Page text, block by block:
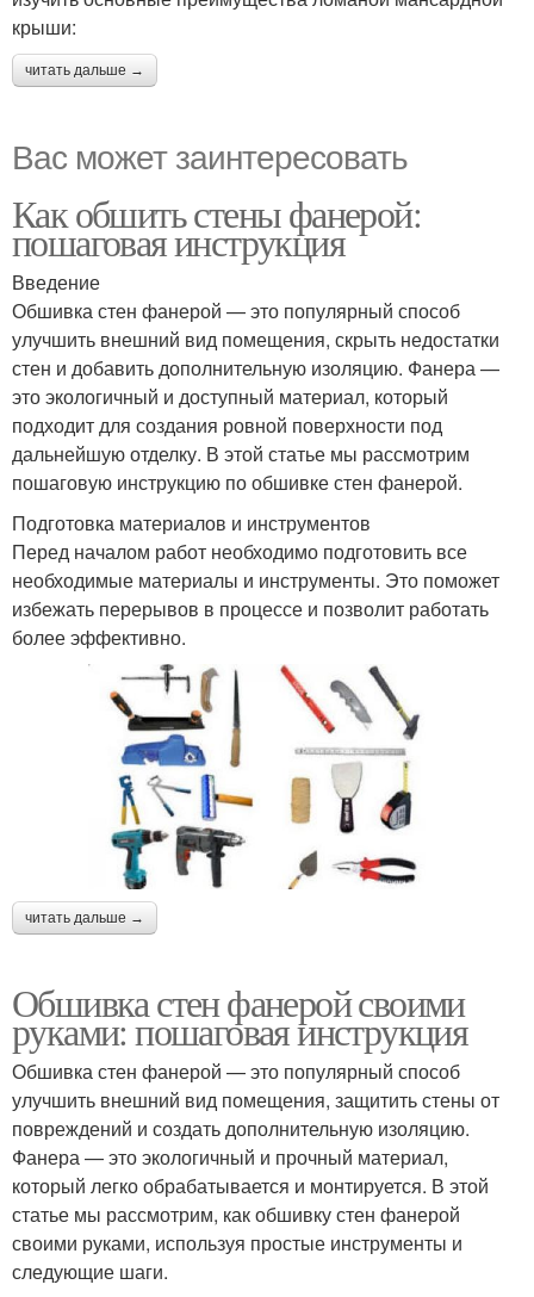
крыши:
читать дальше →
Вас может заинтересовать
Как обшить стены фанерой:
пошаговая инструкция
Введение
Обшивка стен фанерой — это популярный способ
улучшить внешний вид помещения, скрыть недостатки
стен и добавить дополнительную изоляцию. Фанера —
это экологичный и доступный материал, который
подходит для создания ровной поверхности под
дальнейшую отделку. В этой статье мы рассмотрим
пошаговую инструкцию по обшивке стен фанерой.
Подготовка материалов и инструментов
Перед началом работ необходимо подготовить все
необходимые материалы и инструменты. Это поможет
избежать перерывов в процессе и позволит работать
более эффективно.
читать дальше →
Обшивка стен фанерой своими
руками: пошаговая инструкция
Обшивка стен фанерой — это популярный способ
улучшить внешний вид помещения, защитить стены от
повреждений и создать дополнительную изоляцию.
Фанера — это экологичный и прочный материал,
который легко обрабатывается и монтируется. В этой
статье мы рассмотрим, как обшивку стен фанерой
своими руками, используя простые инструменты и
следующие шаги.